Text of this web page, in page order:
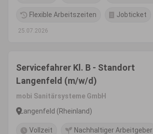
Flexible Arbeitszeiten Jobticket
25.07.2026
Servicefahrer Kl. B - Standort
Langenfeld (m/w/d)
mobi Sanitärsysteme GmbH
Langenfeld (Rheinland)
Vollzeit Nachhaltiger Arbeitgeber